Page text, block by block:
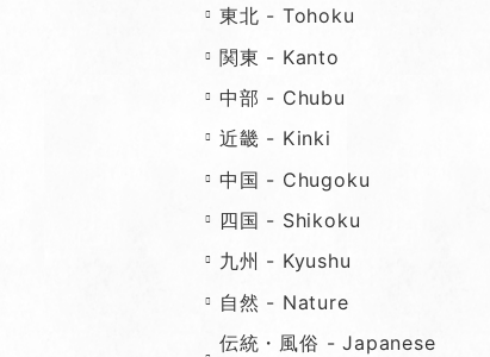
東北 - Tohoku
関東 - Kanto
中部 - Chubu
近畿 - Kinki
中国 - Chugoku
四国 - Shikoku
九州 - Kyushu
自然 - Nature
伝統・風俗 - Japanese